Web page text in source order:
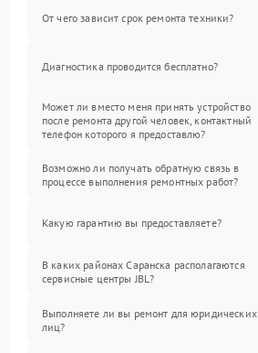
От чего зависит срок ремонта техники?
Диагностика проводится бесплатно?
Может ли вместо меня принять устройство
после ремонта другой человек, контактный
телефон которого я предоставлю?
Возможно ли получать обратную связь в
процессе выполнения ремонтных работ?
Какую гарантию вы предоставляете?
В каких районах Саранска располагаются
сервисные центры JBL?
Выполняете ли вы ремонт для юридических
лиц?